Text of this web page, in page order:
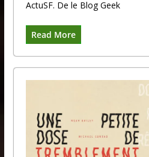
ActuSF. De le Blog Geek
Read More